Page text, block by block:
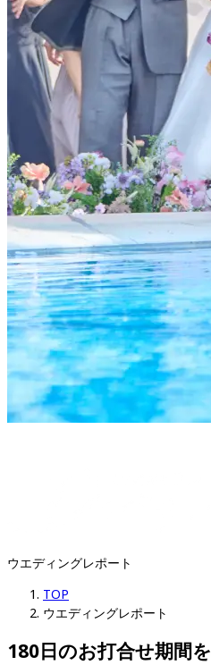
ウエディングレポート
TOP
ウエディングレポート
180日のお打合せ期間を